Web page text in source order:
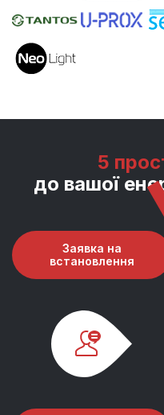
5
до вашої
Заявка на
встановлення